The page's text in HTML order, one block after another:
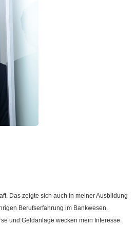
Das zeigte sich auch in meiner Ausbildung
Berufserfahrung im Bankwesen.
und Geldanlage wecken mein Interesse.